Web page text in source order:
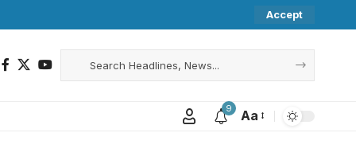
Accept
9 Aa